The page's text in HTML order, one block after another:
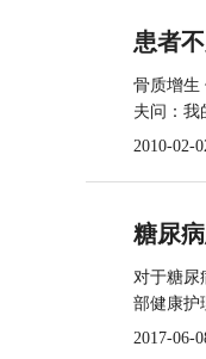
患者
骨质增生
夫问：我
2010-02-
糖尿
对于糖尿
部健康护
2017-06-